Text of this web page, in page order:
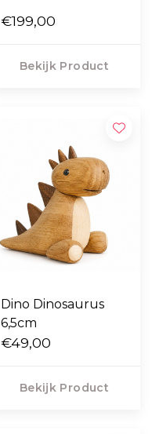
€199,00
Bekijk Product
Dino Dinosaurus
6,5cm
€49,00
Bekijk Product